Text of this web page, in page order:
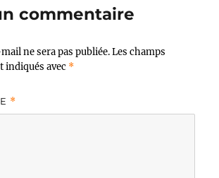
commentaire
ne sera pas publiée. Les champs
indiqués avec *
*